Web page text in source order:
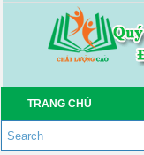
TRANG CHỦ